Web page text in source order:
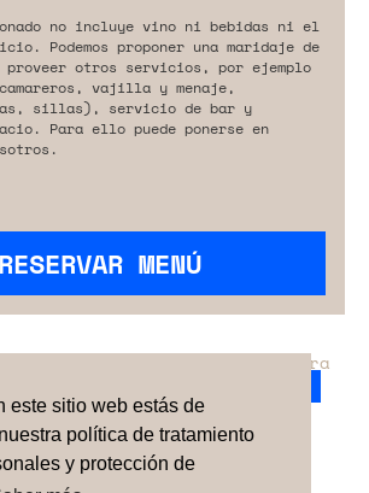
este sitio web estás de
política de tratamiento
y protección de
no incluye vino ni bebidas ni el
Podemos proponer una maridaje de
proveer otros servicios, por ejemplo
vajilla y menaje,
sillas), servicio de bar y
Para ello puede ponerse en
RESERVAR MENÚ
el servicio perfecto para
SOBRE NOSOTROS